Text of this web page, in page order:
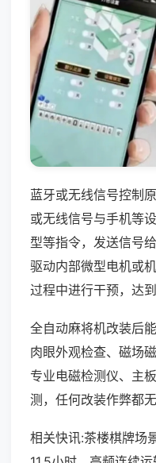
蓝牙或无线信号控制
或无线信号与手机等
型等指令，发送信号
驱动内部微型电机或
过程中进行干预，达到
全自动麻将机改装后
肉眼外观检查、磁场
专业电磁检测仪、主
测，任何改装作弊都
相关快讯:茶楼棋牌场